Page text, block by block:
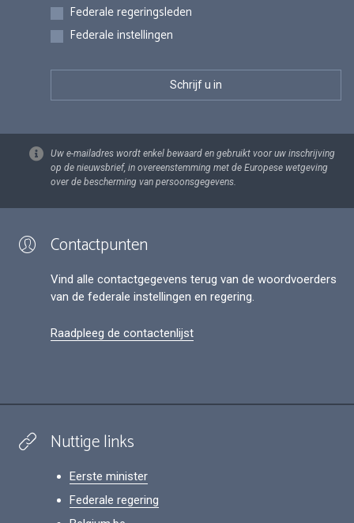
Federale regeringsleden
Federale instellingen
Uw e-mailadres wordt enkel bewaard en gebruikt voor uw inschrijving
op de nieuwsbrief, in overeenstemming met de Europese wetgeving
over de bescherming van persoonsgegevens.
Contactpunten
Vind alle contactgegevens terug van de woordvoerders
van de federale instellingen en regering.
Raadpleeg de contactenlijst
Nuttige links
Eerste minister
Federale regering